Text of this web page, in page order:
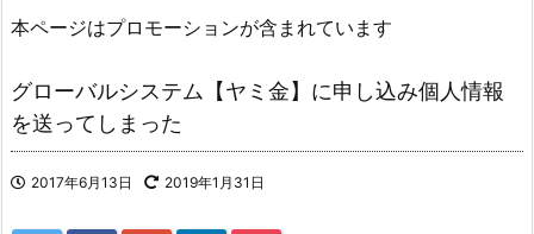
本ページはプロモーションが含まれています
グローバルシステム【ヤミ金】に申し込み個人情報
を送ってしまった
2017年6月13日 2019年1月31日